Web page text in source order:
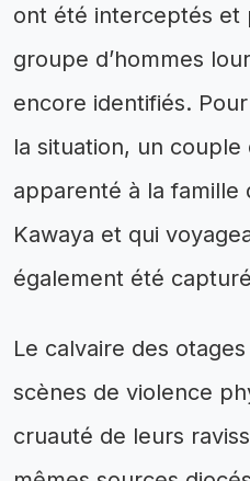
ont été interceptés et
groupe d’hommes
encore identifiés.
la situation, un couple
apparenté à la famille
Kawaya et qui
également été
Le calvaire des
scènes de violence
cruauté de leurs